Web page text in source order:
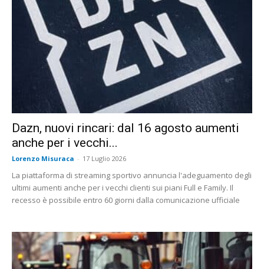
Dazn, nuovi rincari: dal 16 agosto aumenti
anche per i vecchi...
Lorenzo Misuraca - 17 Luglio 2026
La piattaforma di streaming sportivo annuncia l'adeguamento degli
ultimi aumenti anche per i vecchi clienti sui piani Full e Family. Il
recesso è possibile entro 60 giorni dalla comunicazione ufficiale